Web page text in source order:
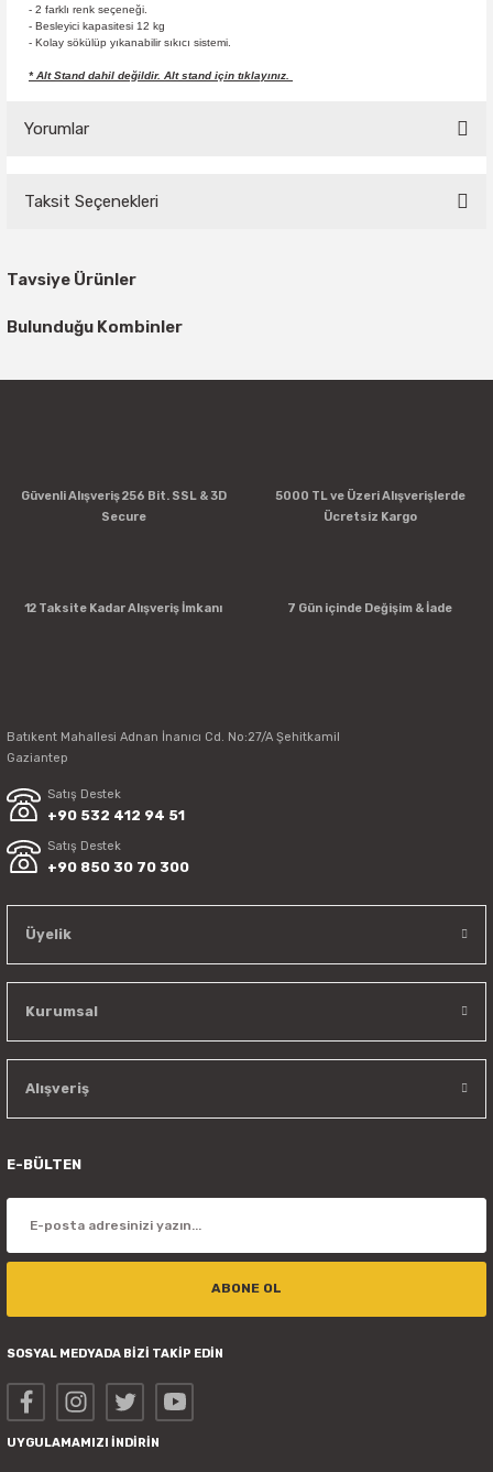
- 2 farklı renk seçeneği.
- Besleyici kapasitesi 12 kg
- Kolay sökülüp yıkanabilir sıkıcı sistemi.
* Alt Stand dahil değildir. Alt stand için tıklayınız.
Yorumlar
Taksit Seçenekleri
Tavsiye Ürünler
Empero Portakal Sıkma Makinesi Alt Standı (Gri Renk) EMP.ORG.51-G
Bulunduğu Kombinler
Empero Otomatik Portakal Sıkma Makinesi (Gri Renk) EMP.ORG.50-G
107.968,71 TL
Güvenli Alışveriş 256 Bit. SSL & 3D
Secure
5000 TL ve Üzeri Alışverişlerde
Ücretsiz Kargo
12 Taksite Kadar Alışveriş İmkanı 7 Gün içinde Değişim & İade
Batıkent Mahallesi Adnan İnanıcı Cd. No:27/A Şehitkamil
Gaziantep
Satış Destek
+90 532 412 94 51
Satış Destek
+90 850 30 70 300
Üyelik
Kurumsal
Alışveriş
E-BÜLTEN
ABONE OL
SOSYAL MEDYADA BİZİ TAKİP EDİN
UYGULAMAMIZI İNDİRİN